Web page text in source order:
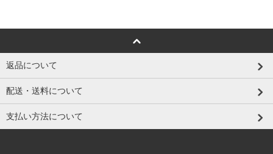
返品について
配送・送料について
支払い方法について